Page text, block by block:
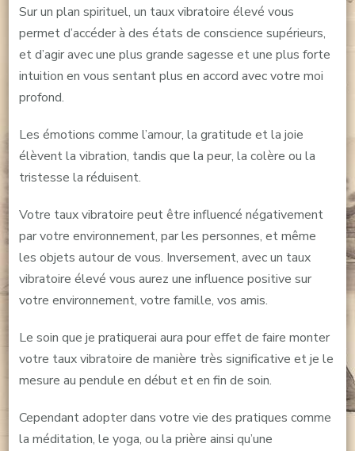
Sur un plan spirituel, un taux vibratoire élevé vous
permet d’accéder à des états de conscience supérieurs,
et d’agir avec une plus grande sagesse et une plus forte
intuition en vous sentant plus en accord avec votre moi
profond.
Les émotions comme l’amour, la gratitude et la joie
élèvent la vibration, tandis que la peur, la colère ou la
tristesse la réduisent.
Votre taux vibratoire peut être influencé négativement
par votre environnement, par les personnes, et même
les objets autour de vous. Inversement, avec un taux
vibratoire élevé vous aurez une influence positive sur
votre environnement, votre famille, vos amis.
Le soin que je pratiquerai aura pour effet de faire monter
votre taux vibratoire de manière très significative et je le
mesure au pendule en début et en fin de soin.
Cependant adopter dans votre vie des pratiques comme
la méditation, le yoga, ou la prière ainsi qu’une